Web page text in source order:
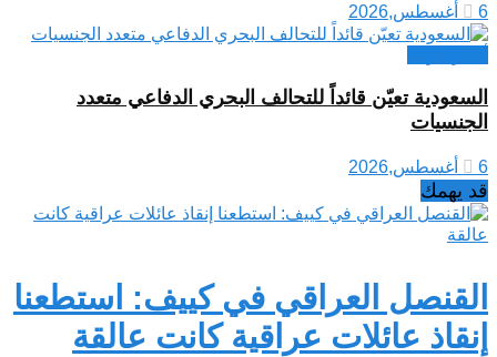
6 أغسطس,2026
السعودية تعيّن قائداً للتحالف البحري الدفاعي متعدد
الجنسيات
6 أغسطس,2026
قد يهمك
القنصل العراقي في كييف: استطعنا
إنقاذ عائلات عراقية كانت عالقة